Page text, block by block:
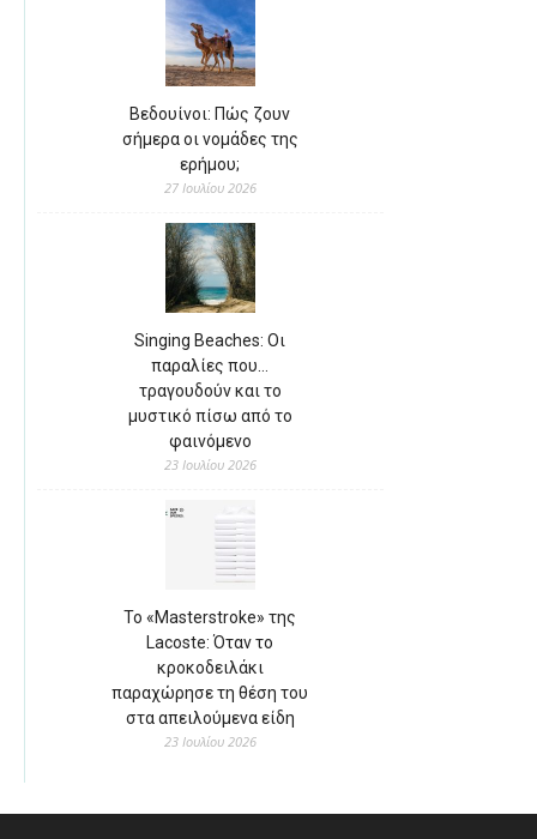
Βεδουίνοι: Πώς ζουν
σήμερα οι νομάδες της
ερήμου;
27 Ιουλίου 2026
Singing Beaches: Οι
παραλίες που…
τραγουδούν και το
μυστικό πίσω από το
φαινόμενο
23 Ιουλίου 2026
Το «Masterstroke» της
Lacoste: Όταν το
κροκοδειλάκι
παραχώρησε τη θέση του
στα απειλούμενα είδη
23 Ιουλίου 2026